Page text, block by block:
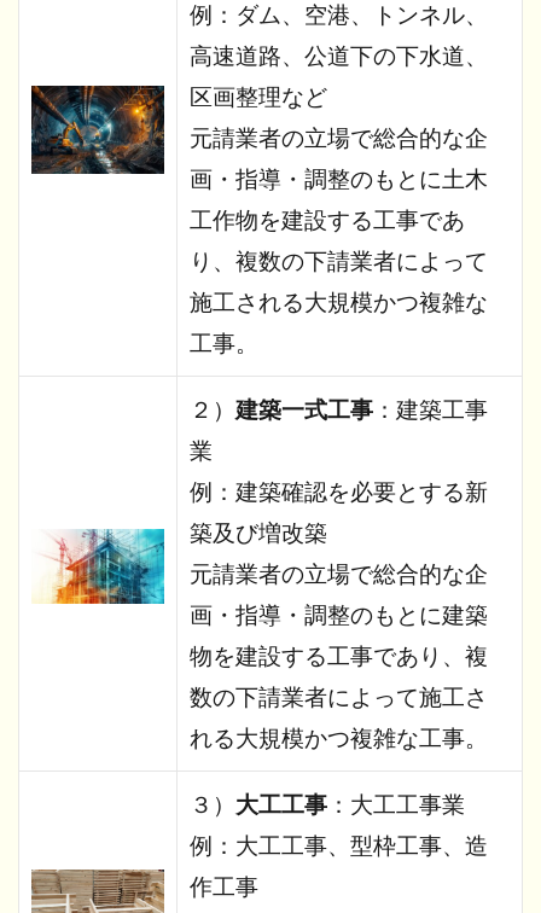
例：ダム、空港、トンネル、
高速道路、公道下の下水道、
区画整理など
元請業者の立場で総合的な企
画・指導・調整のもとに土木
工作物を建設する工事であ
り、複数の下請業者によって
施工される大規模かつ複雑な
工事。
２） 建築一式工事 ：建築工事
業
例：建築確認を必要とする新
築及び増改築
元請業者の立場で総合的な企
画・指導・調整のもとに建築
物を建設する工事であり、複
数の下請業者によって施工さ
れる大規模かつ複雑な工事。
３） 大工工事 ：大工工事業
例：大工工事、型枠工事、造
作工事